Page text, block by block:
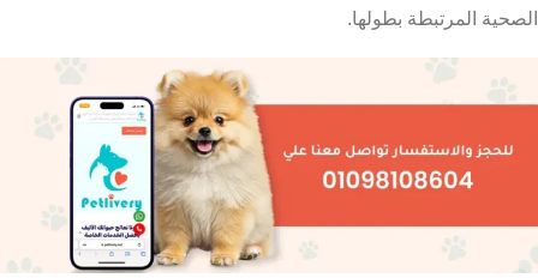
الصحية المرتبطة بطولها.